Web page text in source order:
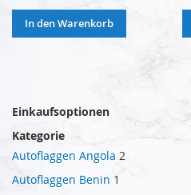
In den Warenkorb
Einkaufsoptionen
Kategorie
Autoflaggen Angola 2
Autoflaggen Benin 1